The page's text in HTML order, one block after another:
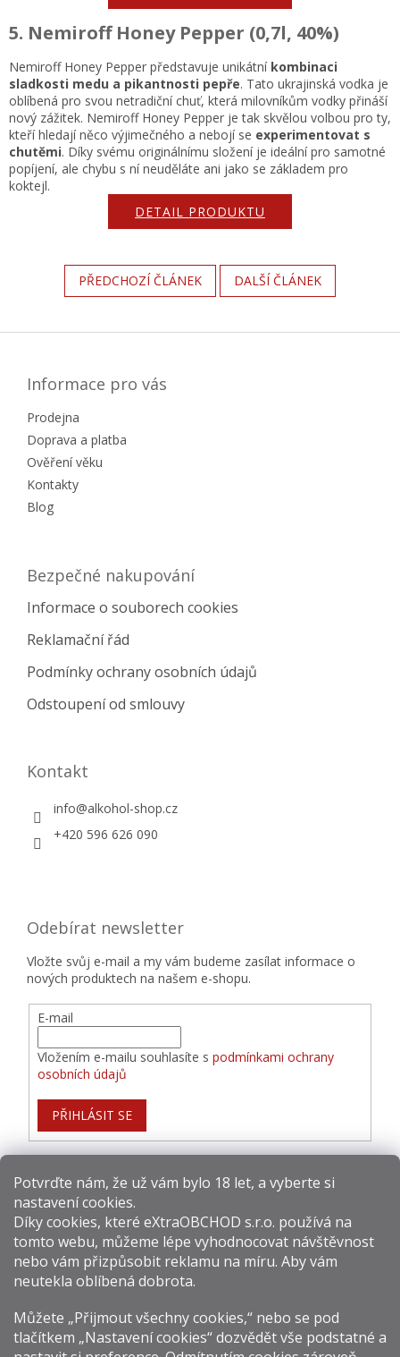
Potvrďte nám​​, že už vám bylo 18 let, a vyberte si
nastavení cookies.
Díky cookies, které eXtraOBCHOD s.r.o. používá na
tomto webu, můžeme lépe vyhodnocovat návštěvnost
nebo vám přizpůsobit reklamu na míru. Aby vám
neutekla oblíbená dobrota.
Můžete „Přijmout všechny cookies,“ nebo se pod
tlačítkem „Nastavení cookies“ dozvědět vše podstatné a
5. Nemiroff Honey Pepper (0,7l, 40%)
Nemiroff Honey Pepper představuje unikátní kombinaci
sladkosti medu a pikantnosti pepře. Tato ukrajinská vodka je
oblíbená pro svou netradiční chuť, která milovníkům vodky přináší
nový zážitek. Nemiroff Honey Pepper je tak skvělou volbou pro ty,
kteří hledají něco výjimečného a nebojí se experimentovat s
chutěmi. Díky svému originálnímu složení je ideální pro samotné
popíjení, ale chybu s ní neuděláte ani jako se základem pro
koktejl.
DETAIL PRODUKTU
PŘEDCHOZÍ ČLÁNEK DALŠÍ ČLÁNEK
Informace pro vás
Prodejna
Doprava a platba
Ověření věku
Kontakty
Blog
Bezpečné nakupování
Informace o souborech cookies
Reklamační řád
Podmínky ochrany osobních údajů
Odstoupení od smlouvy
Kontakt
info@alkohol-shop.cz
+420 596 626 090
Odebírat newsletter
Vložte svůj e-mail a my vám budeme zasílat informace o
nových produktech na našem e-shopu.
E-mail
Vložením e-mailu souhlasíte s podmínkami ochrany
osobních údajů
PŘIHLÁSIT SE
Způsoby dopravy: